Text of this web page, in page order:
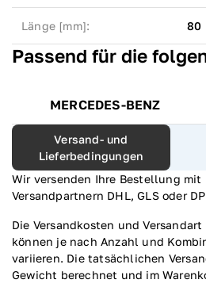
Länge [mm]: 80
Passend für die
MERCEDES-BENZ
Versand- und
Lieferbedingungen
Wir versenden Ihre Bestellung mit
Versandpartnern DHL, GLS oder
Die Versandkosten und
können je nach Anzahl und
variieren. Die tatsächlichen
Gewicht berechnet und im